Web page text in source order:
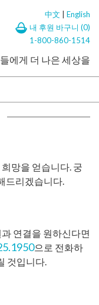
에게 더 나은 세상을
中文
English
내 후원 바구니 (0)
1-800-860-1514
망을 얻습니다. 궁
드리겠습니다.
연결을 원하신다면
으로 전화하
것입니다.